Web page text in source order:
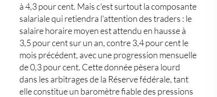
à 4,3 pour cent. Mais c'est surtout la composante
salariale qui retiendra l'attention des traders : le
salaire horaire moyen est attendu en hausse à
3,5 pour cent sur un an, contre 3,4 pour cent le
mois précédent, avec une progression mensuelle
de 0,3 pour cent. Cette donnée pèsera lourd
dans les arbitrages de la Réserve fédérale, tant
elle constitue un baromètre fiable des pressions